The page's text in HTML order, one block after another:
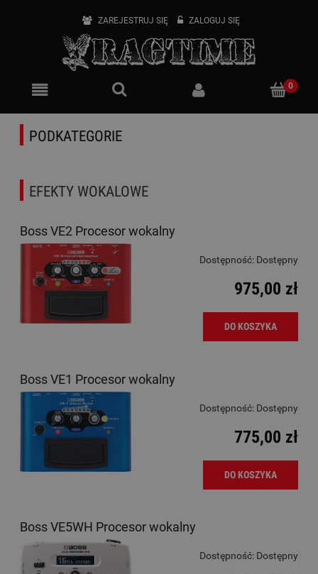
ZAREJESTRUJ SIĘ ZALOGUJ SIĘ
PODKATEGORIE
EFEKTY WOKALOWE
Boss VE2 Procesor wokalny
Dostępność: Dostępny
975,00 zł
DO KOSZYKA
Boss VE1 Procesor wokalny
Dostępność: Dostępny
775,00 zł
DO KOSZYKA
Boss VE5WH Procesor wokalny
Dostępność: Dostępny